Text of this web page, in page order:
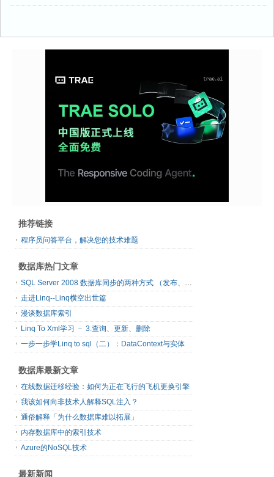
推荐链接
程序员问答平台，解决您的技术难题
数据库热门文章
SQL Server 2008 数据库同步的两种方式 （发布、订阅）
走进Linq--Linq横空出世篇
漫谈数据库索引
Linq To Xml学习 － 3.查询、更新、删除
一步一步学Linq to sql（二）：DataContext与实体
数据库最新文章
在线数据迁移经验：如何为正在飞行的飞机更换引擎
我该如何向非技术人解释SQL注入？
通俗解释「为什么数据库难以拓展」
内存数据库中的索引技术
Azure的NoSQL技术
最新新闻